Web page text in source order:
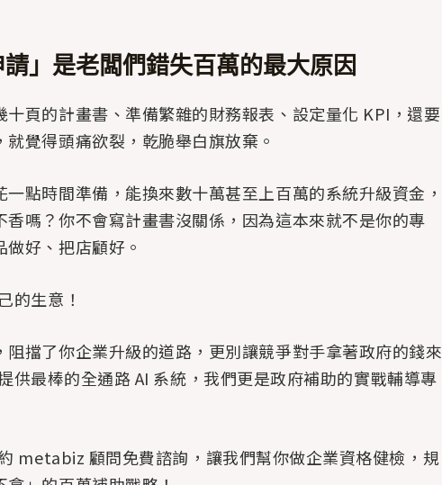
請」是老闆們錯失百萬的最大原因
十頁的計畫書、準備繁雜的財務報表、設定量化 KPI，還要
覺得頭痛欲裂，乾脆舉白旗放棄。
點時間準備，能換來數十萬甚至上百萬的系統升級資金，
香嗎？你不會寫計畫書沒關係，因為這本來就不是你的專
好、把店顧好。
的生意！
阻擋了你企業升級的道路，更別讓競爭對手拿著政府的錢來
供最棒的全通路 AI 系統，我們更是政府補助的實戰輔導專
metabiz 顧問免費諮詢，讓我們幫你做企業資格健檢，規